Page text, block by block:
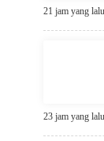
21 jam yang lalu
23 jam yang lalu